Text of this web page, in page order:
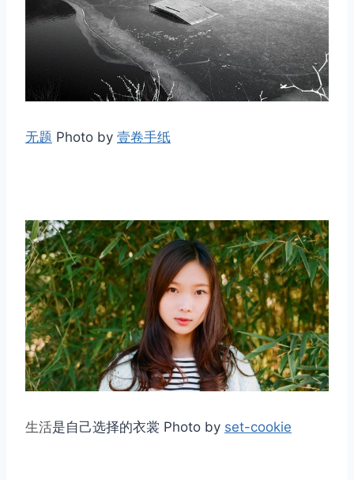
无题 Photo by 壹卷手纸
生活是自己选择的衣裳 Photo by set-cookie